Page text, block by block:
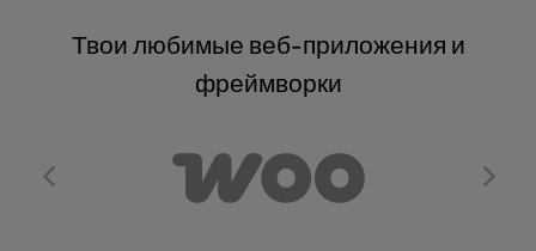
Твои любимые веб-приложения и
фреймворки